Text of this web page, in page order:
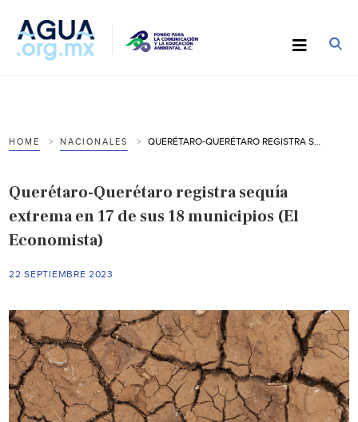
HOME NACIONALES
Querétaro-Querétaro registra sequía
extrema en 17 de sus 18 municipios (El
Economista)
22 SEPTIEMBRE 2023